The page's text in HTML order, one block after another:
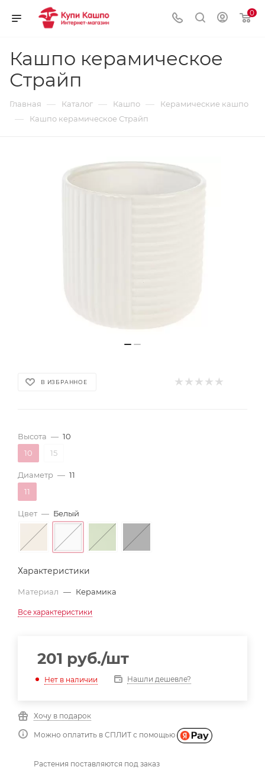
0
Кашпо керамическое
Страйп
Главная — Каталог — Кашпо — Керамические кашпо
— Кашпо керамическое Страйп
В ИЗБРАННОЕ
Высота — 10
10
15
Диаметр — 11
11
Цвет — Белый
Характеристики
Материал — Керамика
Все характеристики
201 руб./шт
Нет в наличии Нашли дешевле?
Хочу в подарок
Можно оплатить в СПЛИТ с помощью
Растения поставляются под заказ